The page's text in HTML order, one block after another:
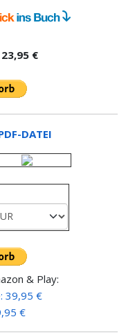
€
DATEI
& Play:
39,95 €
€